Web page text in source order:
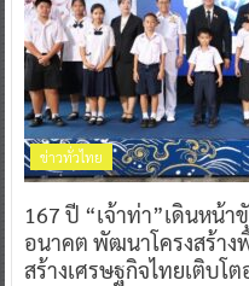
ข่าวทั่วไทย
167 ปี “เจ้าท่า”เดินหน้
อนาคต พัฒนาโครงสร้า
สร้างเศรษฐกิจไทยเติบโ